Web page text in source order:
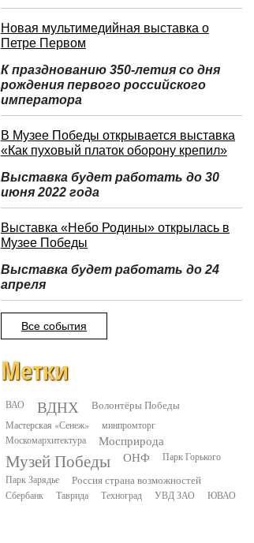
Новая мультимедийная выставка о
Петре Первом
К празднованию 350-летия со дня
рождения первого российского
императора
В Музее Победы открывается выставка
«Как пуховый платок оборону крепил»
Выставка будет работать до 30
июня 2022 года
Выставка «Небо Родины» открылась в
Музее Победы
Выставка будет работать до 24
апреля
Все события
Метки
ВАО ВДНХ Волонтёры Победы
Мастерская «Сенеж»
минпромторг
Москомархитектура
Мосприрода
Музей Победы ОНФ
Парк Горького
Парк Зарядье
Россия страна возможностей
Сбербанк Таврида Техноград УВД ЗАО ЮВАО